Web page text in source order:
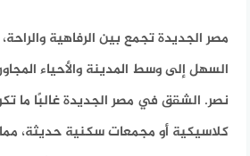
مصر الجديدة تجمع بين الرفاهية
السهل إلى وسط المدينة والأحياء
نصر. الشقق في مصر الجديدة غالبًا ما
كلاسيكية أو مجمعات سكنية حديثة،